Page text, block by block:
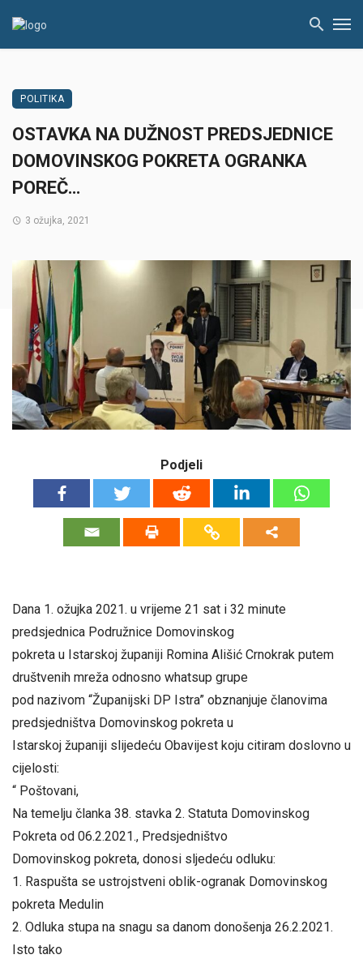
POLITIKA
OSTAVKA NA DUŽNOST PREDSJEDNICE
DOMOVINSKOG POKRETA OGRANKA
POREČ…
3 ožujka, 2021
Podjeli
Dana 1. ožujka 2021. u vrijeme 21 sat i 32 minute
predsjednica Podružnice Domovinskog
pokreta u Istarskoj županiji Romina Ališić Crnokrak putem
društvenih mreža odnosno whatsup grupe
pod nazivom “Županijski DP Istra” obznanjuje članovima
predsjedništva Domovinskog pokreta u
Istarskoj županiji slijedeću Obavijest koju citiram doslovno u
cijelosti:
“ Poštovani,
Na temelju članka 38. stavka 2. Statuta Domovinskog
Pokreta od 06.2.2021., Predsjedništvo
Domovinskog pokreta, donosi sljedeću odluku:
1. Raspušta se ustrojstveni oblik-ogranak Domovinskog
pokreta Medulin
2. Odluka stupa na snagu sa danom donošenja 26.2.2021.
Isto tako